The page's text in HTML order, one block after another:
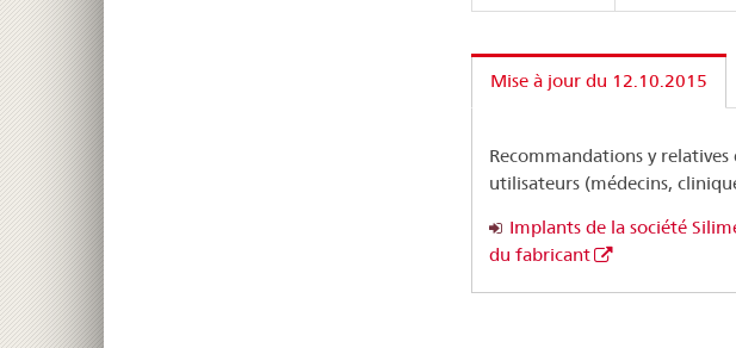
Mise à jour du 12.10.2015
Recommandations y
utilisateurs (médecins,
Implants de la société
du fabricant